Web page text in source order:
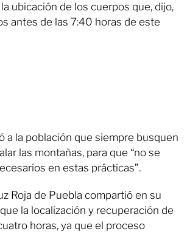
ubicación de los cuerpos que, dijo,
antes de las 7:40 horas de este
a la población que siempre busquen
las montañas, para que “no se
en estas prácticas”.
Roja de Puebla compartió en su
la localización y recuperación de
horas, ya que el proceso